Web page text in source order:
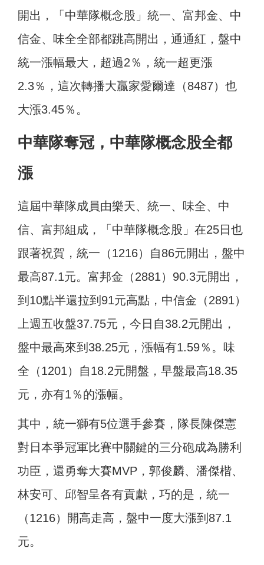
開出，「中華隊概念股」統一、富邦金、中
信金、味全全部都跳高開出，通通紅，盤中
統一漲幅最大，超過2％，統一超更漲
2.3％，這次轉播大贏家愛爾達（8487）也
大漲3.45％。
中華隊奪冠，中華隊概念股全都
漲
這屆中華隊成員由樂天、統一、味全、中
信、富邦組成，「中華隊概念股」在25日也
跟著祝賀，統一（1216）自86元開出，盤中
最高87.1元。富邦金（2881）90.3元開出，
到10點半還拉到91元高點，中信金（2891）
上週五收盤37.75元，今日自38.2元開出，
盤中最高來到38.25元，漲幅有1.59％。味
全（1201）自18.2元開盤，早盤最高18.35
元，亦有1％的漲幅。
其中，統一獅有5位選手參賽，隊長陳傑憲
對日本爭冠軍比賽中關鍵的三分砲成為勝利
功臣，還勇奪大賽MVP，郭俊麟、潘傑楷、
林安可、邱智呈各有貢獻，巧的是，統一
（1216）開高走高，盤中一度大漲到87.1
元。